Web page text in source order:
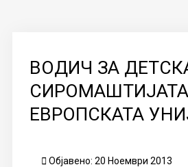
ВОДИЧ ЗА
ЕВРОПСКАТА
Објавено: 20 Ноември 2013